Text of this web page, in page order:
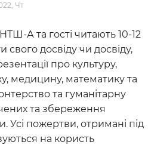
Чт
А та гості читають 10-12
свого досвіду чи досвіду,
про культуру,
медицину, математику та
та гуманітарну
та збереження
Усі пожертви, отримані під
на користь